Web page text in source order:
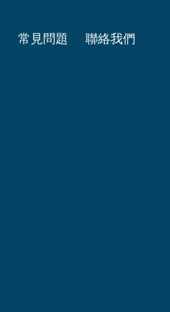
常見問題 聯絡我們